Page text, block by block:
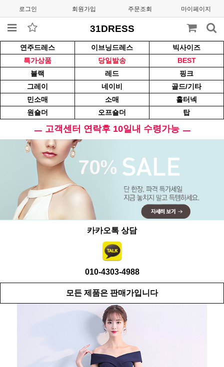
로그인 회원가입 주문조회 마이페이지
31DRESS
연주드레스 이브닝드레스
빅사이즈
특가상품
당일발송
BEST
블랙
레드
핑크
그레이
네이비
골드/기타
민소매
소매
홀터넥
원숄더
오프숄더 탑
ㅡ 고객센터 연락후 10일내 수령가능 ㅡ
카카오톡 상담
010-4303-4988
모든 제품은 판매가입니다